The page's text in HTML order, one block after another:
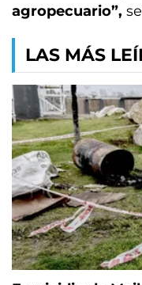
agropecuario”,
LAS MÁS